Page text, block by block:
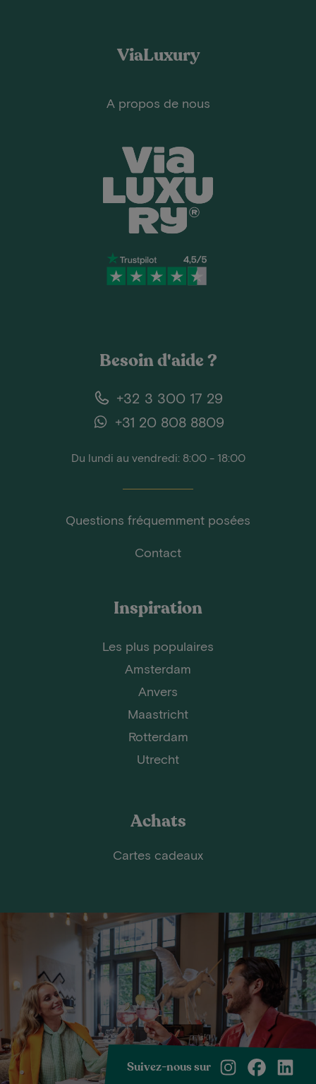
ViaLuxury
A propos de nous
Besoin d'aide ?
+32 3 300 17 29
+31 20 808 8809
Du lundi au vendredi: 8:00 - 18:00
Questions fréquemment posées
Contact
Inspiration
Les plus populaires
Amsterdam
Anvers
Maastricht
Rotterdam
Utrecht
Achats
Cartes cadeaux
Suivez-nous sur